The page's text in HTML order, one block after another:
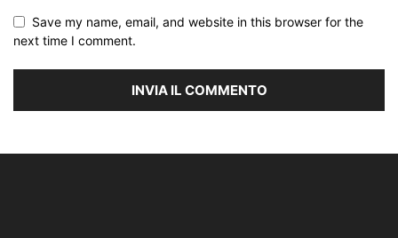
Save my name, email, and website in this browser for the
next time I comment.